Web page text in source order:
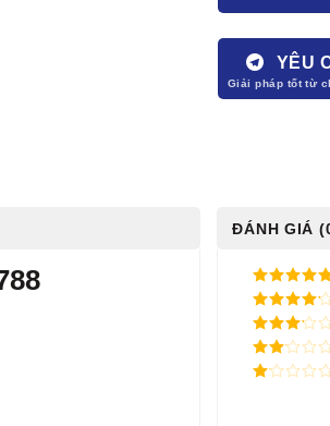
YÊU
ĐÁNH GIÁ
5/ 5 điểm
4/ 5
điểm
3/ 5
điểm
2/